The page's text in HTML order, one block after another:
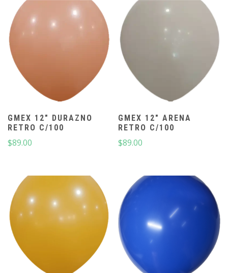
GMEX 12″ DURAZNO
RETRO C/100
$89.00
GMEX 12″ ARENA
RETRO C/100
$89.00